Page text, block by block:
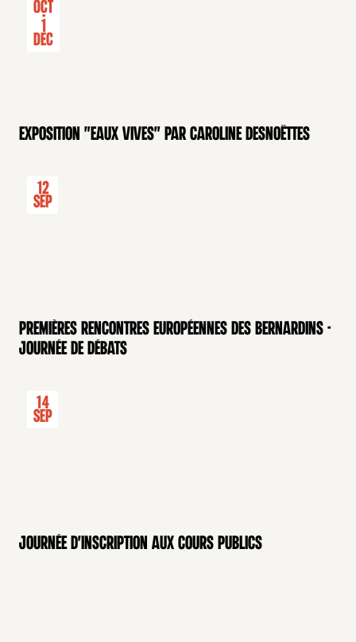
Oct
-
1
Dec
Exposition "Eaux Vives" par Caroline Desnoëttes
12
Sep
Premières rencontres européennes des Bernardins -
Journée de débats
14
Sep
Journée d'inscription aux cours publics